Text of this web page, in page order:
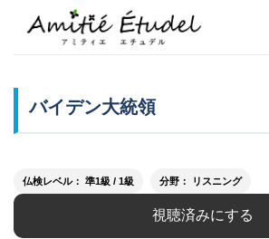
バイデン大統領
仏検レベル： 準1級 / 1級 分野： リスニング
視聴済みにする